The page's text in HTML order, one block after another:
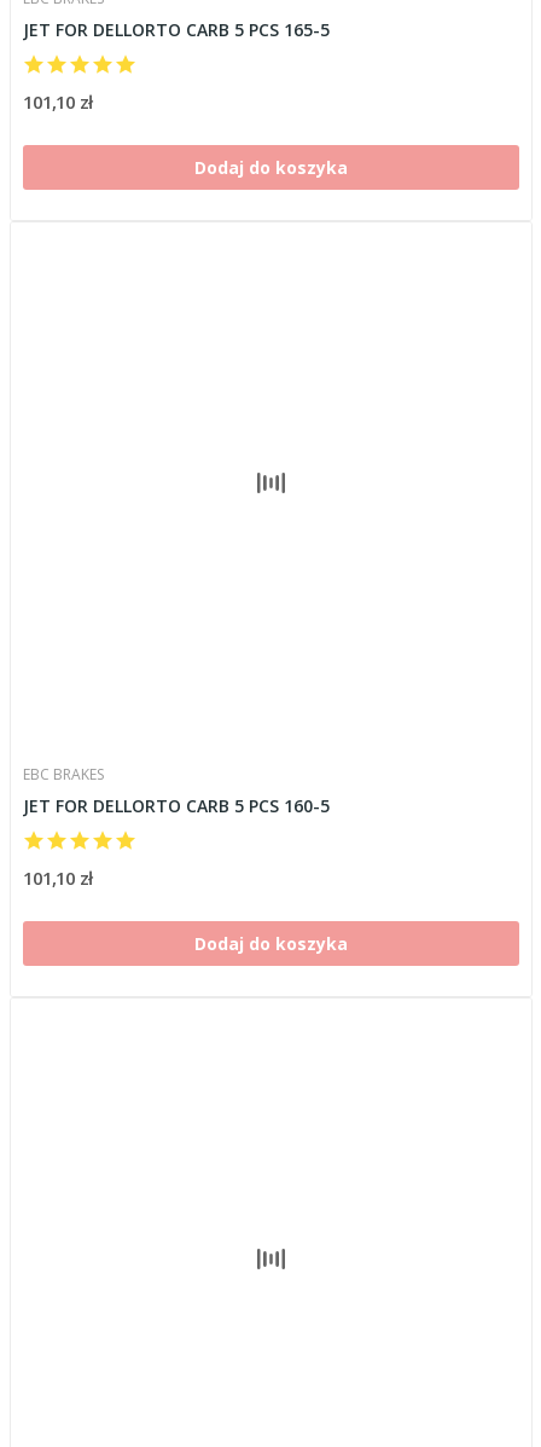
JET FOR DELLORTO CARB 5 PCS 165-5
101,10 zł
Dodaj do koszyka
EBC BRAKES
JET FOR DELLORTO CARB 5 PCS 160-5
101,10 zł
Dodaj do koszyka